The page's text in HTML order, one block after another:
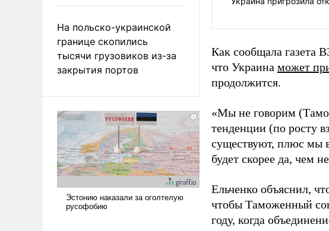
На польско-украинской
границе скопились
тысячи грузовиков из-за
закрытия портов
Как сообщала газета
что Украина может
продолжится.
«Мы не говорим
тенденции (по росту
существуют, плюс мы
будет скорее да, чем
Ельченко объяснил,
чтобы Таможенный
году, когда